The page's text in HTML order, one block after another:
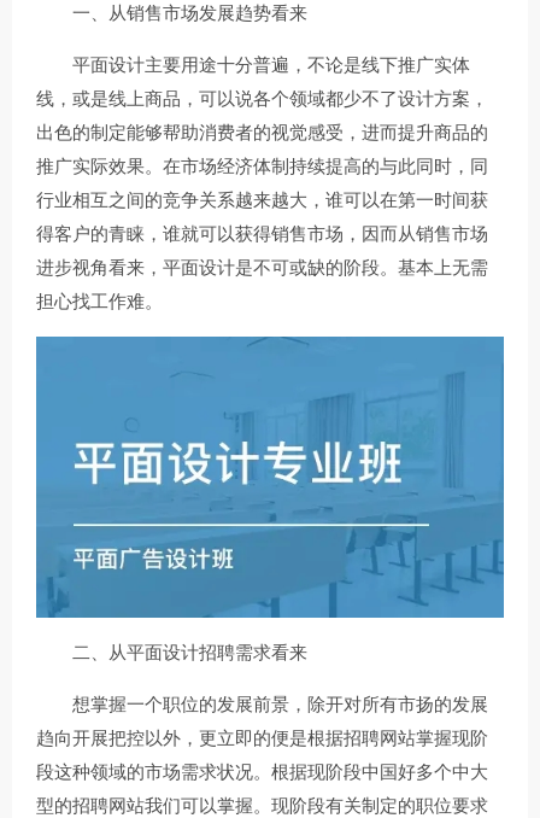
一、从销售市场发展趋势看来
平面设计主要用途十分普遍，不论是线下推广实体
线，或是线上商品，可以说各个领域都少不了设计方案，
出色的制定能够帮助消费者的视觉感受，进而提升商品的
推广实际效果。在市场经济体制持续提高的与此同时，同
行业相互之间的竞争关系越来越大，谁可以在第一时间获
得客户的青睐，谁就可以获得销售市场，因而从销售市场
进步视角看来，平面设计是不可或缺的阶段。基本上无需
担心找工作难。
二、从平面设计招聘需求看来
想掌握一个职位的发展前景，除开对所有市扬的发展
趋向开展把控以外，更立即的便是根据招聘网站掌握现阶
段这种领域的市场需求状况。根据现阶段中国好多个中大
型的招聘网站我们可以掌握。现阶段有关制定的职位要求